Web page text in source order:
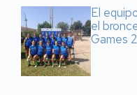
El
el
Games